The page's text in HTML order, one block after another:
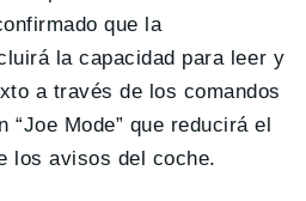
que la
la capacidad para leer y
a través de los comandos
“Joe Mode” que reducirá el
los avisos del coche.